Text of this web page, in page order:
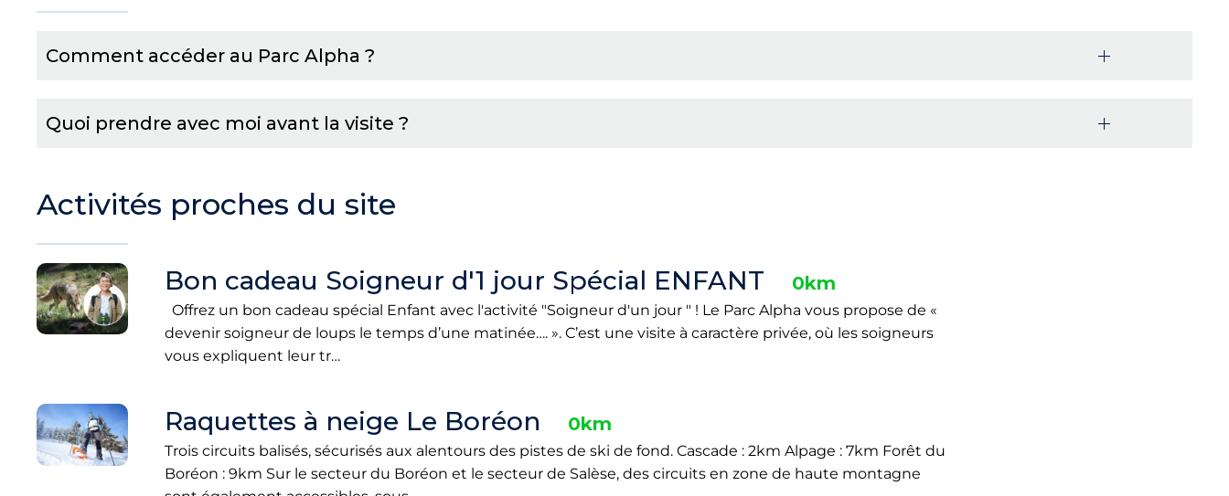
Comment accéder au Parc Alpha ?
Quoi prendre avec moi avant la visite ?
Activités proches du site
Bon cadeau Soigneur d'1 jour Spécial ENFANT 0km
Offrez un bon cadeau spécial Enfant avec l'activité "Soigneur d'un jour " ! Le Parc Alpha vous propose de «
devenir soigneur de loups le temps d’une matinée…. ». C’est une visite à caractère privée, où les soigneurs
vous expliquent leur tr…
Raquettes à neige Le Boréon 0km
Trois circuits balisés, sécurisés aux alentours des pistes de ski de fond. Cascade : 2km Alpage : 7km Forêt du
Boréon : 9km Sur le secteur du Boréon et le secteur de Salèse, des circuits en zone de haute montagne